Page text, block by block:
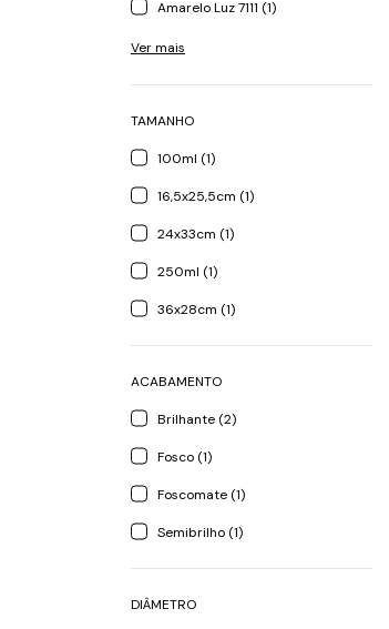
Amarelo Luz 7111 (1)
Ver mais
TAMANHO
100ml (1)
16,5x25,5cm (1)
24x33cm (1)
250ml (1)
36x28cm (1)
ACABAMENTO
Brilhante (2)
Fosco (1)
Foscomate (1)
Semibrilho (1)
DIÂMETRO